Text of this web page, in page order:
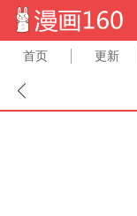
首页 更新